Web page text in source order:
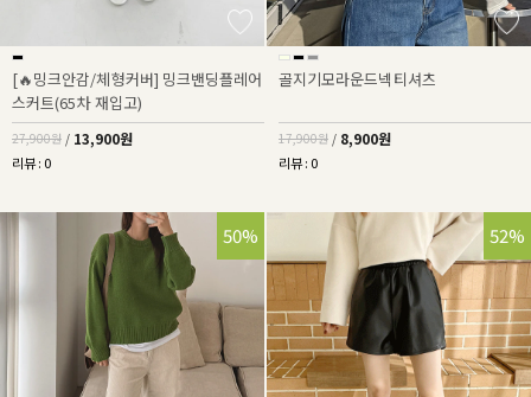
[🔥밍크안감/체형커버] 밍크밴딩플레어
스커트(65차 재입고)
27,900원 / 13,900원
리뷰 : 0
골지기모라운드넥티셔츠
17,900원 / 8,900원
리뷰 : 0
50% 52%